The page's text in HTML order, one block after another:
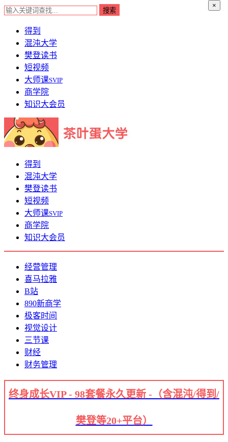
×
得到
混沌大学
樊登读书
短视频
大师课SVIP
商学院
知识大会员
得到
混沌大学
樊登读书
短视频
大师课SVIP
商学院
知识大会员
经营管理
喜马拉雅
B站
890新商学
极客时间
视觉设计
三节课
财经
财务管理
终身成长VIP - 98套餐永久更新 -（含混沌/得到/
樊登等20+平台）